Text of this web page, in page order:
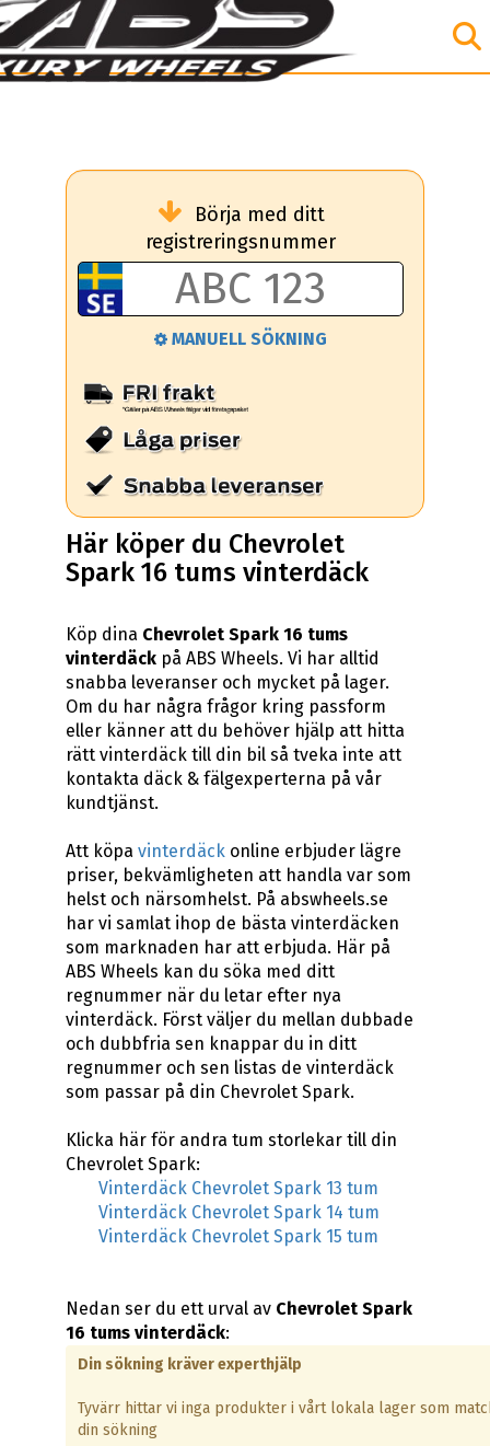
Börja med ditt
registreringsnummer
MANUELL SÖKNING
Här köper du Chevrolet
Spark 16 tums vinterdäck
Köp dina Chevrolet Spark 16 tums
vinterdäckpå ABS Wheels. Vi har alltid
snabba leveranser och mycket på lager.
Om du har några frågor kring passform
eller känner att du behöver hjälp att hitta
rätt vinterdäck till din bil så tveka inte att
kontakta däck & fälgexperterna på vår
kundtjänst.
Att köpa vinterdäckonline erbjuder lägre
priser, bekvämligheten att handla var som
helst och närsomhelst. På abswheels.se
har vi samlat ihop de bästa vinterdäcken
som marknaden har att erbjuda. Här på
ABS Wheels kan du söka med ditt
regnummer när du letar efter nya
vinterdäck. Först väljer du mellan dubbade
och dubbfria sen knappar du in ditt
regnummer och sen listas de vinterdäck
som passar på din Chevrolet Spark.
Klicka här för andra tum storlekar till din
Chevrolet Spark:
Vinterdäck Chevrolet Spark 13 tum
Vinterdäck Chevrolet Spark 14 tum
Vinterdäck Chevrolet Spark 15 tum
Nedan ser du ett urval av Chevrolet Spark
16 tums vinterdäck:
Din sökning kräver experthjälp
Tyvärr hittar vi inga produkter i vårt lokala lager som
din sökning